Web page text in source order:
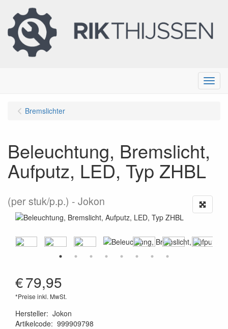
Menu
Bremslichter
Beleuchtung, Bremslicht,
Aufputz, LED, Typ ZHBL
(per stuk/p.p.) Jokon
€79,95
*Preise inkl. MwSt.
Hersteller: Jokon
Artikelcode: 999909798